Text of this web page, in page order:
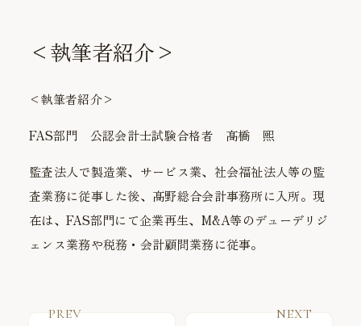
<執筆者紹介>
<執筆者紹介>
FAS部門 公認会計士試験合格者 髙橋 煕
監査法人で製造業、サービス業、社会福祉法人等の監
査業務に従事した後、髙野総合会計事務所に入所。現
在は、FAS部門にて企業再生、M&A等のデューデリジ
ェンス業務や税務・会計顧問業務に従事。
PREV NEXT